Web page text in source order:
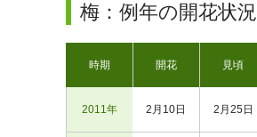
梅：例年の開花状況
時期 開花 見頃
2011年 2月10日 2月25日